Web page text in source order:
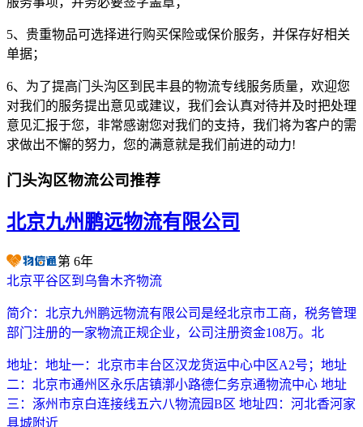
5、贵重物品可选择进行购买保险或保价服务，并保存好相关
单据；
6、为了提高门头沟区到民丰县的物流专线服务质量，欢迎您
对我们的服务提出意见或建议，我们会认真对待并及时把处理
意见汇报于您，非常感谢您对我们的支持，我们将为客户的需
求做出不懈的努力，您的满意就是我们前进的动力!
门头沟区物流公司推荐
北京九州鹏远物流有限公司
第 6年
北京平谷区到乌鲁木齐物流
简介： 北京九州鹏远物流有限公司是经北京市工商，税务管理
部门注册的一家物流正规企业，公司注册资金108万。北
地址： 地址一：北京市丰台区汉龙货运中心中区A2号；地址
二：北京市通州区永乐店镇漷小路德仁务京通物流中心 地址
三：涿州市京白连接线五六八物流园B区 地址四：河北香河家
具城附近